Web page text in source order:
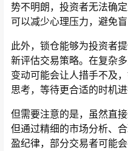
势不明朗，投资者无法确
可以减少心理压力，避免
此外，锁仓能够为投资者
新评估交易策略。在复杂
变动可能会让人措手不及
思考，等待更合适的时机进
但需要注意的是，虽然直
但通过精细的市场分析、
盈纪律，部分交易者可能